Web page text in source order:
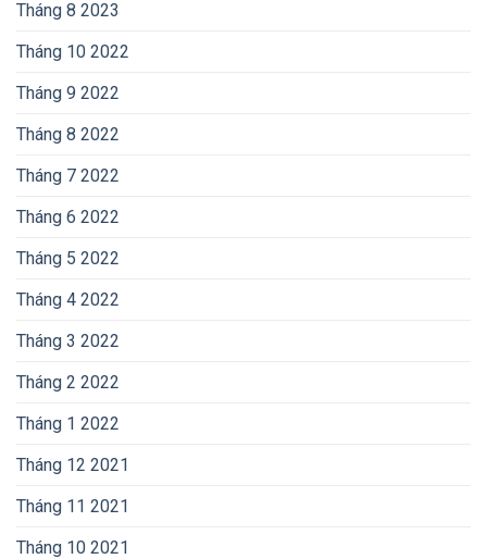
Tháng 8 2023
Tháng 10 2022
Tháng 9 2022
Tháng 8 2022
Tháng 7 2022
Tháng 6 2022
Tháng 5 2022
Tháng 4 2022
Tháng 3 2022
Tháng 2 2022
Tháng 1 2022
Tháng 12 2021
Tháng 11 2021
Tháng 10 2021